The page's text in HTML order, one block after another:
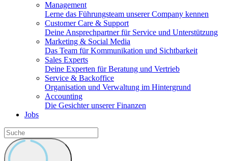
Management
Lerne das Führungsteam unserer Company kennen
Customer Care & Support
Deine Ansprechpartner für Service und Unterstützung
Marketing & Social Media
Das Team für Kommunikation und Sichtbarkeit
Sales Experts
Deine Experten für Beratung und Vertrieb
Service & Backoffice
Organisation und Verwaltung im Hintergrund
Accounting
Die Gesichter unserer Finanzen
Jobs